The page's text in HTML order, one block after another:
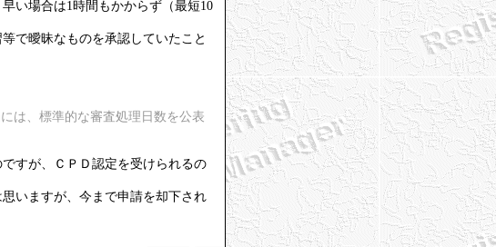
い場合は1時間もかからず（最短10
で曖昧なものを承認していたこと
は、標準的な審査処理日数を公表
すが、ＣＰＤ認定を受けられるの
いますが、今まで申請を却下され